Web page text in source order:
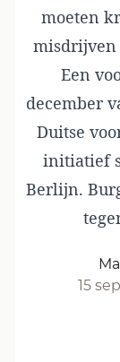
moeten
misdrijven
Een
december
Duitse
initiatief
Berlijn.
15